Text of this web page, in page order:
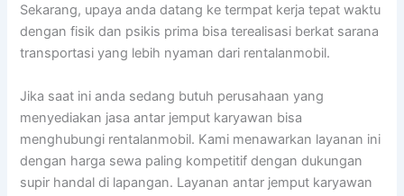
Sekarang, upaya anda datang ke termpat kerja tepat waktu
dengan fisik dan psikis prima bisa terealisasi berkat sarana
transportasi yang lebih nyaman dari rentalanmobil.
Jika saat ini anda sedang butuh perusahaan yang
menyediakan jasa antar jemput karyawan bisa
menghubungi rentalanmobil. Kami menawarkan layanan ini
dengan harga sewa paling kompetitif dengan dukungan
supir handal di lapangan. Layanan antar jemput karyawan